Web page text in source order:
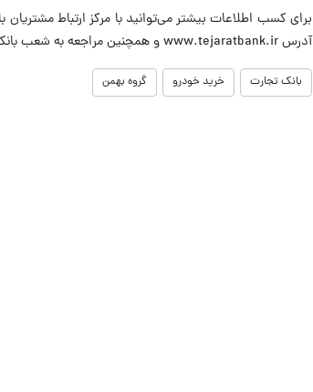
آدرس www.tejaratbank.ir و همچنین مراجعه به شعب بانک تجارت در سراسر کشور اقدام کنید.
بانک تجارت خرید خودرو گروه بهمن